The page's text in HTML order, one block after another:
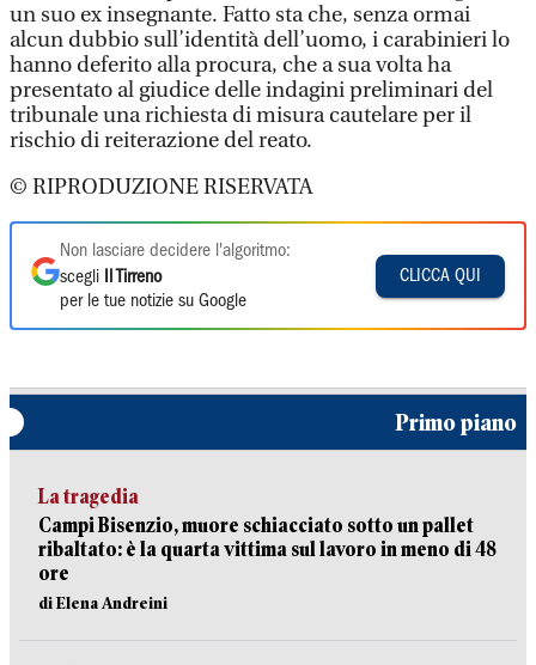
un suo ex insegnante. Fatto sta che, senza ormai
alcun dubbio sull’identità dell’uomo, i carabinieri lo
hanno deferito alla procura, che a sua volta ha
presentato al giudice delle indagini preliminari del
tribunale una richiesta di misura cautelare per il
rischio di reiterazione del reato.
© RIPRODUZIONE RISERVATA
Non lasciare decidere l'algoritmo:
scegli
Il Tirreno
per le tue notizie su Google
CLICCA QUI
Primo piano
La tragedia
Campi Bisenzio, muore schiacciato sotto un pallet
ribaltato: è la quarta vittima sul lavoro in meno di 48
ore
di Elena Andreini